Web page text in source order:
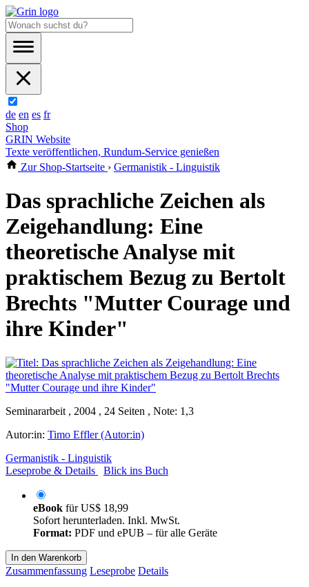
de en es fr
Shop
GRIN Website
Texte veröffentlichen, Rundum-Service genießen
Zur Shop-Startseite › Germanistik - Linguistik
Das sprachliche Zeichen als
Zeigehandlung: Eine
theoretische Analyse mit
praktischem Bezug zu Bertolt
Brechts "Mutter Courage und
ihre Kinder"
Seminararbeit , 2004 , 24 Seiten , Note: 1,3
Autor:in: Timo Effler (Autor:in)
Germanistik - Linguistik
Leseprobe & Details
Blick ins Buch
eBook fürUS$ 18,99
Sofort herunterladen. Inkl. MwSt.
Format: PDF und ePUB – für alle Geräte
In den Warenkorb
Zusammenfassung Leseprobe Details